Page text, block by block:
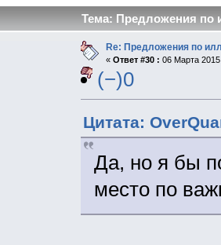
Тема: Предложения по
Re: Предложения по
« Ответ #30 : 06 Марта
(−)0
Цитата:
Да, но я бы
место по